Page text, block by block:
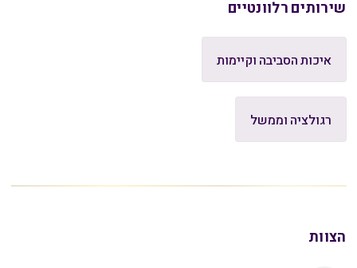
שירותים רלוונטיים
איכות הסביבה וקיימות
רגולציה וממשל
הצוות